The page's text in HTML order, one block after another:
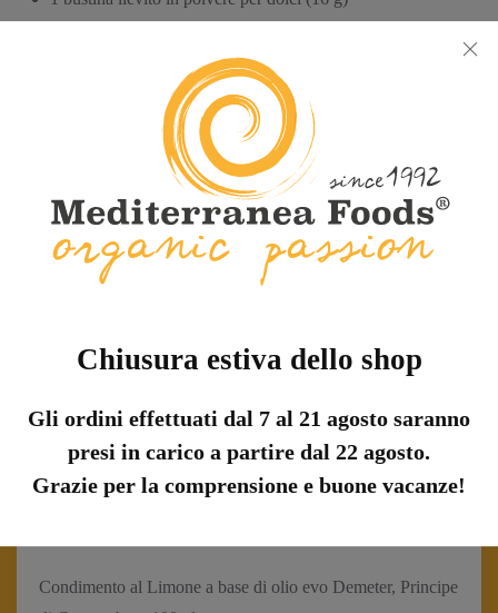
Tempo di preparazione 35 min
Tempo di cottura
Condimento al Limone a base di
olio evo Demeter “Principe di
Condimento al Limone a base di olio evo Demeter, Principe
Chiusura estiva dello shop
Gli ordini effettuati dal 7 al 21 agosto saranno
presi in carico a partire dal 22 agosto.
Grazie per la comprensione e buone vacanze!